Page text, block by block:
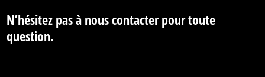
N’hésitez pas à nous contacter pour toute
question.